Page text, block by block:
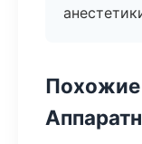
Похожие